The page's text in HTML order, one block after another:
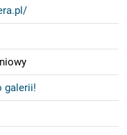
galerii!